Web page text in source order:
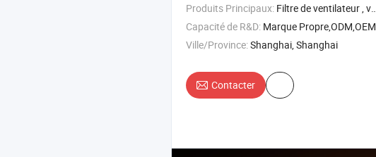
Produits Principaux: Filtre de ventilateur , ventilateur de toit , bloc de bornes de distribution électrique , filtre à louver , thermostat d'enceinte
Capacité de R&D: Marque Propre,ODM,OEM
Ville/Province:Shanghai, Shanghai
Contacter